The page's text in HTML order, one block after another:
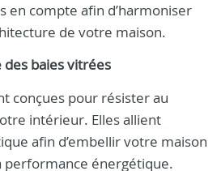
en compte afin d’harmoniser
de votre maison.
baies vitrées
conçues pour résister au
intérieur. Elles allient
afin d’embellir votre maison
énergétique.